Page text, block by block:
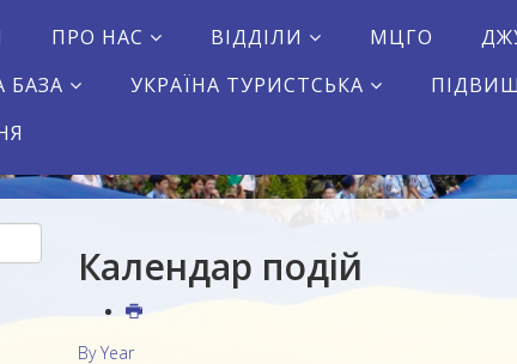
ПРО НАС ВІДДІЛИ МЦГО
УКРАЇНА ТУРИСТСЬКА
Календар подій
By Year